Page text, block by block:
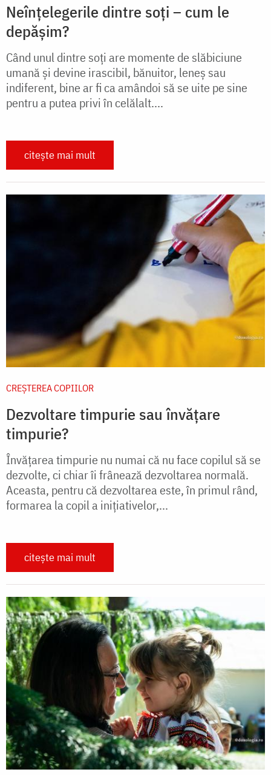
Neînțelegerile dintre soți – cum le
depășim?
Când unul dintre soți are momente de slăbiciune
umană și devine irascibil, bănuitor, leneș sau
indiferent, bine ar fi ca amândoi să se uite pe sine
pentru a putea privi în celălalt....
citește mai mult
CREŞTEREA COPIILOR
Dezvoltare timpurie sau învățare
timpurie?
Învăţarea timpurie nu numai că nu face copilul să se
dezvolte, ci chiar îi frânează dezvoltarea normală.
Aceasta, pentru că dezvoltarea este, în primul rând,
formarea la copil a iniţiativelor,...
citește mai mult